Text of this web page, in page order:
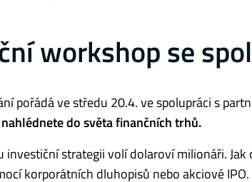
workshop se
pořádá ve středu 20.4. ve spolupráci s
do světa finančních trhů.
investiční strategii volí dolaroví milionáři.
korporátních dluhopisů nebo akciové